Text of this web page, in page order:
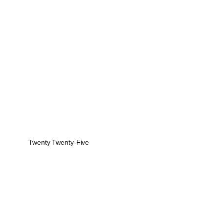
Twenty Twenty-Five